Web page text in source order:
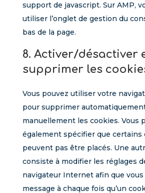
support de javascript. Sur AMP,
utiliser l’onglet de gestion du
bas de la page.
8. Activer/désactiver
supprimer les
Vous pouvez utiliser votre
pour supprimer
manuellement les cookies. Vous
également spécifier que certains
peuvent pas être placés. Une
consiste à modifier les réglages
navigateur Internet afin que
message à chaque fois qu’un